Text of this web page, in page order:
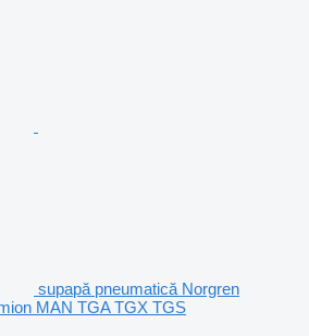
supapă pneumatică Norgren
MAN TGA TGX TGS